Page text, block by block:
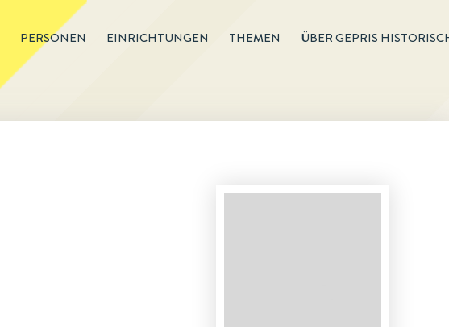
PERSONEN EINRICHTUNGEN THEMEN ÜBER GEPRIS